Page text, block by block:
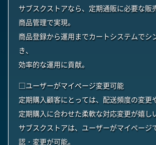
サブスクストアなら、定期通販に必要な販
商品管理で実現。
商品登録から運用までカートシステムでシ
き、
効率的な運用に貢献。
□ユーザーがマイページ変更可能
定期購入顧客にとっては、配送頻度の変更
定期購入に合わせた柔軟な対応変更が嬉し
サブスクストアは、ユーザーがマイページ
認・変更が可能。